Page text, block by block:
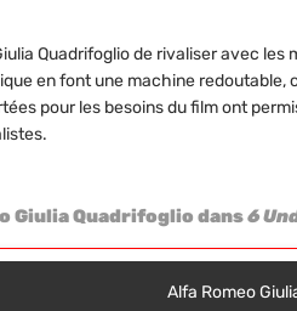
Quadrifoglio de rivaliser avec les
en font une machine
pour les besoins du film ont
Giulia Quadrifoglio dans6
Alfa Romeo